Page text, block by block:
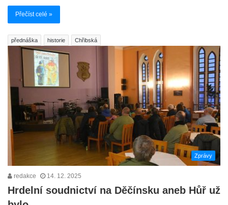
Přečíst celé »
přednáška historie Chřibská
Zprávy
redakce 14. 12. 2025
Hrdelní soudnictví na Děčínsku aneb Hůř už